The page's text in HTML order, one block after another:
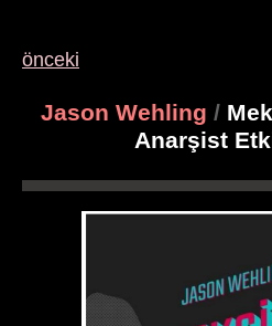
önceki
Jason Wehling /
Anarşist